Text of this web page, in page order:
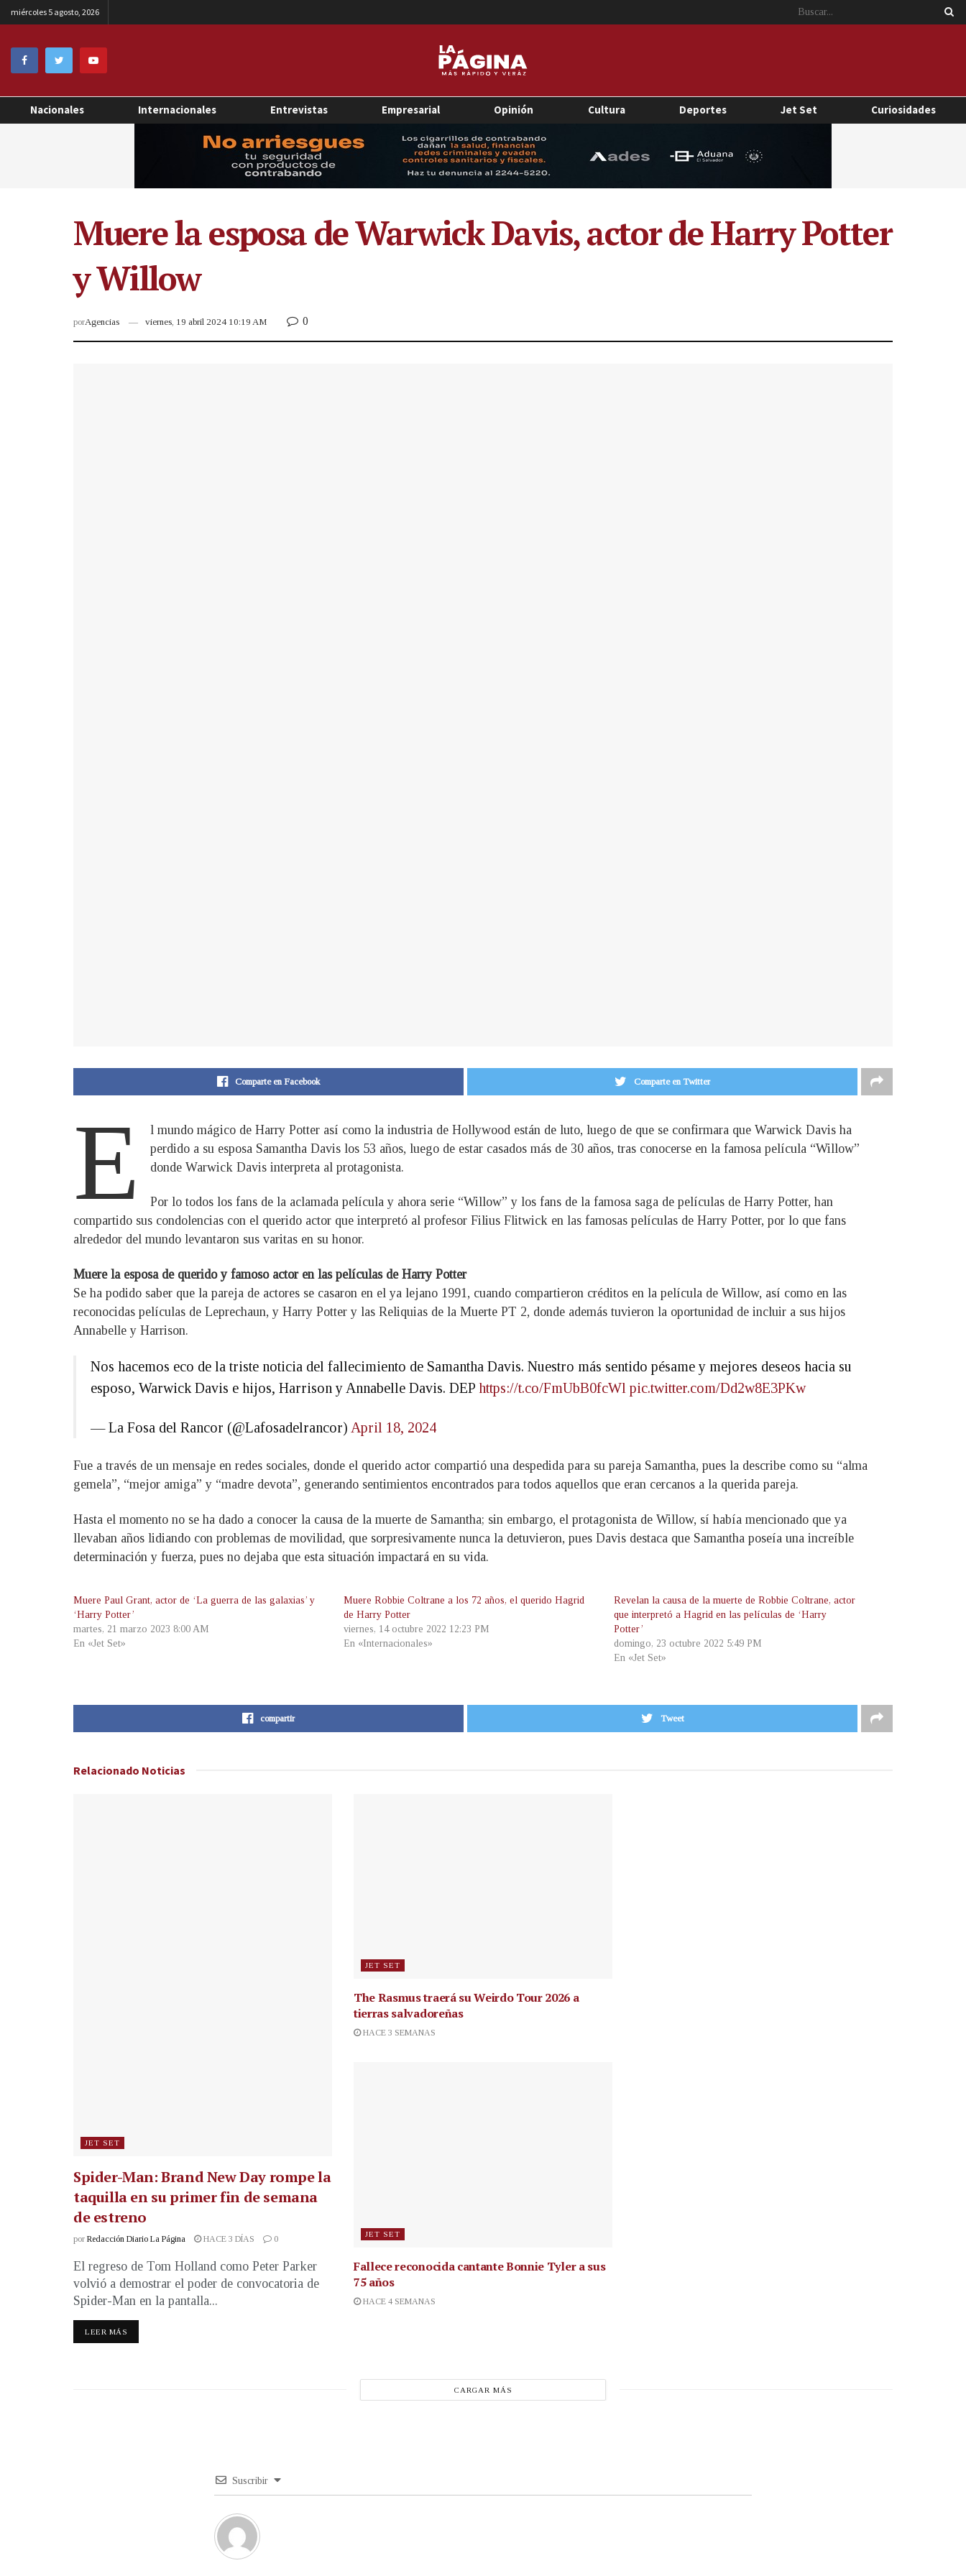
miércoles 5 agosto, 2026
Nacionales Internacionales Entrevistas Empresarial Opinión Cultura Deportes Jet Set Curiosidades
Muere la esposa de Warwick Davis, actor de Harry Potter
y Willow
porAgencias viernes, 19 abril 2024 10:19 AM 0
Comparte en Facebook Comparte en Twitter
E
l mundo mágico de Harry Potter así como la industria de Hollywood están de luto, luego de que se confirmara que Warwick Davis ha
perdido a su esposa Samantha Davis los 53 años, luego de estar casados más de 30 años, tras conocerse en la famosa película “Willow”
donde Warwick Davis interpreta al protagonista.
Por lo todos los fans de la aclamada película y ahora serie “Willow” y los fans de la famosa saga de películas de Harry Potter, han
compartido sus condolencias con el querido actor que interpretó al profesor Filius Flitwick en las famosas películas de Harry Potter, por lo que fans
alrededor del mundo levantaron sus varitas en su honor.
Muere la esposa de querido y famoso actor en las películas de Harry Potter
Se ha podido saber que la pareja de actores se casaron en el ya lejano 1991, cuando compartieron créditos en la película de Willow, así como en las
reconocidas películas de Leprechaun, y Harry Potter y las Reliquias de la Muerte PT 2, donde además tuvieron la oportunidad de incluir a sus hijos
Annabelle y Harrison.
Nos hacemos eco de la triste noticia del fallecimiento de Samantha Davis. Nuestro más sentido pésame y mejores deseos hacia su
esposo, Warwick Davis e hijos, Harrison y Annabelle Davis. DEP https://t.co/FmUbB0fcWl pic.twitter.com/Dd2w8E3PKw
— La Fosa del Rancor (@Lafosadelrancor) April 18, 2024
Fue a través de un mensaje en redes sociales, donde el querido actor compartió una despedida para su pareja Samantha, pues la describe como su “alma
gemela”, “mejor amiga” y “madre devota”, generando sentimientos encontrados para todos aquellos que eran cercanos a la querida pareja.
Hasta el momento no se ha dado a conocer la causa de la muerte de Samantha; sin embargo, el protagonista de Willow, sí había mencionado que ya
llevaban años lidiando con problemas de movilidad, que sorpresivamente nunca la detuvieron, pues Davis destaca que Samantha poseía una increíble
determinación y fuerza, pues no dejaba que esta situación impactará en su vida.
Muere Paul Grant, actor de ‘La guerra de las galaxias’ y
‘Harry Potter’
martes, 21 marzo 2023 8:00 AM
En «Jet Set»
Muere Robbie Coltrane a los 72 años, el querido Hagrid
de Harry Potter
viernes, 14 octubre 2022 12:23 PM
En «Internacionales»
Revelan la causa de la muerte de Robbie Coltrane, actor
que interpretó a Hagrid en las películas de ‘Harry
Potter’
domingo, 23 octubre 2022 5:49 PM
En «Jet Set»
compartir Tweet
Relacionado Noticias
JET SET
Spider-Man: Brand New Day rompe la
taquilla en su primer fin de semana
de estreno
por Redacción Diario La Página HACE 3 DÍAS 0
El regreso de Tom Holland como Peter Parker
volvió a demostrar el poder de convocatoria de
Spider-Man en la pantalla...
LEER MÁS
JET SET
The Rasmus traerá su Weirdo Tour 2026 a
tierras salvadoreñas
HACE 3 SEMANAS
JET SET
Fallece reconocida cantanteBonnie Tyler a sus
75 años
HACE 4 SEMANAS
CARGAR MÁS
Suscribir